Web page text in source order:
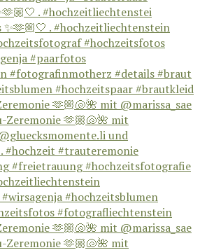
. #hochzeitliechtenstei
🫶🏼🐚🌺 mit @marissa_sae
🫶🏼🐚🌺 mit @marissa_sae